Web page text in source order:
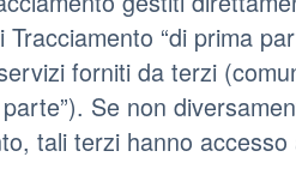
“di prima
forniti da terzi
Se non
tali terzi hanno